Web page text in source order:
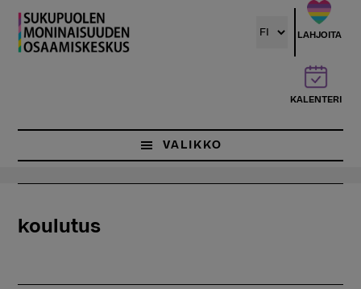
Hyppää
pääsisältöön
LAHJOITA
KALENTERI
VALIKKO
koulutus